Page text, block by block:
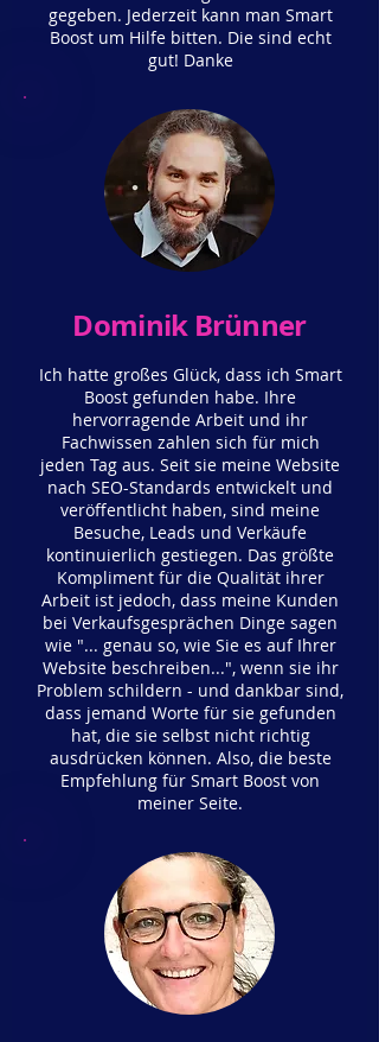
gegeben. Jederzeit kann man Smart
Boost um Hilfe bitten. Die sind echt
gut! Danke
Dominik Brünner
Ich hatte großes Glück, dass ich Smart
Boost gefunden habe. Ihre
hervorragende Arbeit und ihr
Fachwissen zahlen sich für mich
jeden Tag aus. Seit sie meine Website
nach SEO-Standards entwickelt und
veröffentlicht haben, sind meine
Besuche, Leads und Verkäufe
kontinuierlich gestiegen. Das größte
Kompliment für die Qualität ihrer
Arbeit ist jedoch, dass meine Kunden
bei Verkaufsgesprächen Dinge sagen
wie "... genau so, wie Sie es auf Ihrer
Website beschreiben...", wenn sie ihr
Problem schildern - und dankbar sind,
dass jemand Worte für sie gefunden
hat, die sie selbst nicht richtig
ausdrücken können. Also, die beste
Empfehlung für Smart Boost von
meiner Seite.